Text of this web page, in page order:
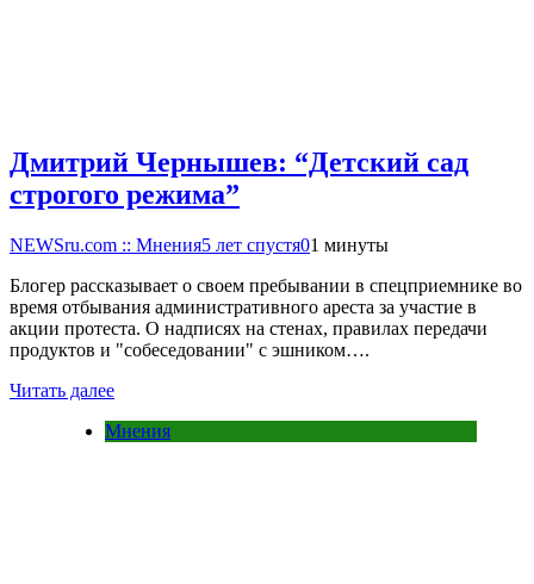
Дмитрий Чернышев: “Детский сад
строгого режима”
NEWSru.com :: Мнения5 лет спустя01 минуты
Блогер рассказывает о своем пребывании в спецприемнике во
время отбывания административного ареста за участие в
акции протеста. О надписях на стенах, правилах передачи
продуктов и "собеседовании" с эшником….
Читать далее
Мнения